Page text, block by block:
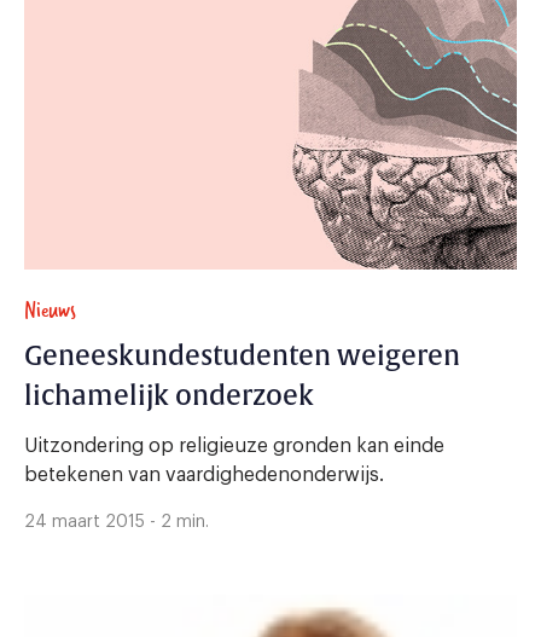
Nieuws
Geneeskundestudenten weigeren
lichamelijk onderzoek
Uitzondering op religieuze gronden kan einde
betekenen van vaardighedenonderwijs.
24 maart 2015 - 2 min.